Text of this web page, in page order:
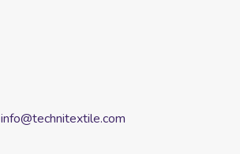
info@technitextile.com